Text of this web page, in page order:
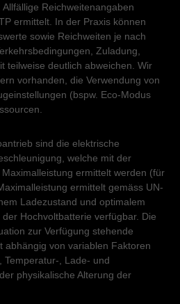
Reichweitenangaben
ermittelt. In der Praxis können
sowie Reichweiten je nach
Zuladung,
teilweise deutlich abweichen. Wir
vorhanden, die Verwendung von
(bspw. Eco-Modus
sind die elektrische
welche mit der
ermittelt werden (für
ermittelt gemäss UN-
Ladezustand und optimalem
Hochvoltbatterie verfügbar. Die
zur Verfügung stehende
abhängig von variablen Faktoren
Temperatur-, Lade- und
physikalische Alterung der